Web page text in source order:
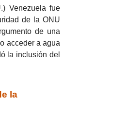
Venezuela fue
de la ONU
de una
acceder a agua
la inclusión del
la